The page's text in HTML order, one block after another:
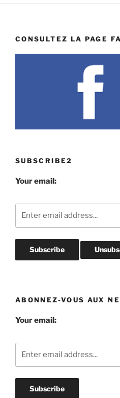
CONSULTEZ LA PAGE
SUBSCRIBE2
Your email:
ABONNEZ-VOUS AUX
Your email: